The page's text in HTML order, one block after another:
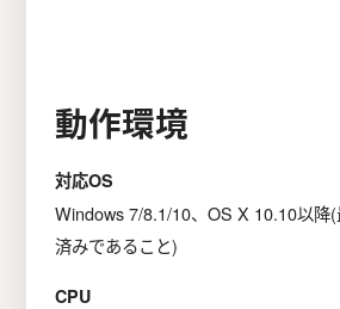
動作環境
対応OS
Windows 7/8.1/10、OS X 10.10以降
済みであること)
CPU